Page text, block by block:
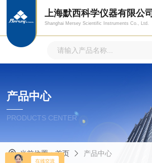
上海默西科学仪器有限公司
Shanghai Mersey Scientific Instruments Co., Ltd.
产品中心
PRODUCTS CENTER
当前位置：首页 产品中心